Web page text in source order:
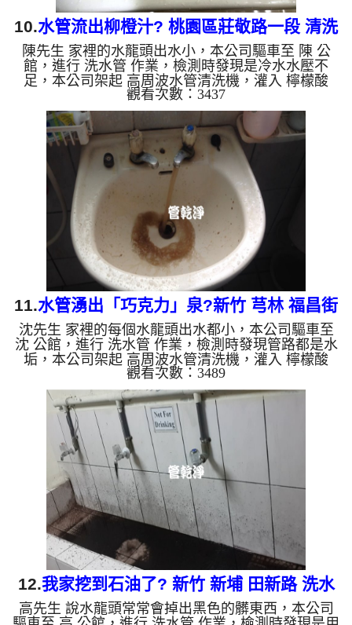
10.水管流出柳橙汁? 桃園區莊敬路一段 清洗
水管
陳先生 家裡的水龍頭出水小，本公司驅車至 陳 公
館，進行 洗水管 作業，檢測時發現是冷水水壓不
足，本公司架起 高周波水管清洗機，灌入 檸檬酸
水 至管路裡面，等了約15分，開啟 水管清洗機 ，啟
動 脈衝波 模式，一開始就洗出黃色的髒水，一下變
成紅棕色，如下圖片影片，一個多小時後， 出水量
恢復正常了!! 如是自來水，如水管老化，會產生鐵鏽
跟泥沙堆積，洗出來的水就會是咖啡色，地下水含有
氧化錳，管壁上會結成黑色管垢，洗出來的水會跟石
油一樣黑，有些洗出綠色的水，是因為裡面有銅的物
質，生鏽產生銅綠，如...
觀看次數：3437
11.水管湧出「巧克力」泉?新竹 芎林 福昌街
水管清洗
沈先生 家裡的每個水龍頭出水都小，本公司驅車至
沈 公館，進行 洗水管 作業，檢測時發現管路都是水
垢，本公司架起 高周波水管清洗機，灌入 檸檬酸
水 至管路裡面，等了約15分，開啟 水管清洗機 ，啟
動 脈衝波 模式，一開始就洗出黃綠色的髒水，一下
變成黑棕色，越洗就越黑，看起來跟巧克力可可一
樣，如下圖片影片，兩個多小時後， 水變乾淨，出
水量也變大了!! 如是自來水，如水管老化，會產生鐵
鏽跟泥沙堆積，洗出來的水就會是咖啡色，地下水含
有氧化錳，管壁上會結成黑色管垢，洗出來的水會跟
石油一樣黑，有些洗...
觀看次數：3489
12.我家挖到石油了? 新竹 新埔 田新路 洗水
管
高先生 說水龍頭常常會掉出黑色的髒東西，本公司